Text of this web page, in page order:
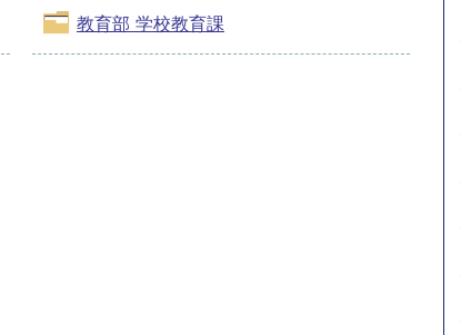
教育部 学校教育課